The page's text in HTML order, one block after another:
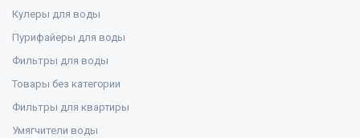
Кулеры для воды
Пурифайеры для воды
Фильтры для воды
Товары без категории
Фильтры для квартиры
Умягчители воды